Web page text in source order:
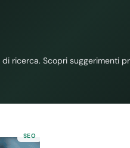
ricerca. Scopri suggerimenti
SEO